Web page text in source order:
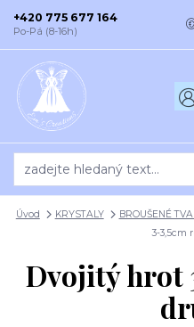
+420 775 677 164
Po-Pá (8-16h)
Úvod KRYSTALY BROUŠENÉ
3-3,5cm
Dvojitý hrot